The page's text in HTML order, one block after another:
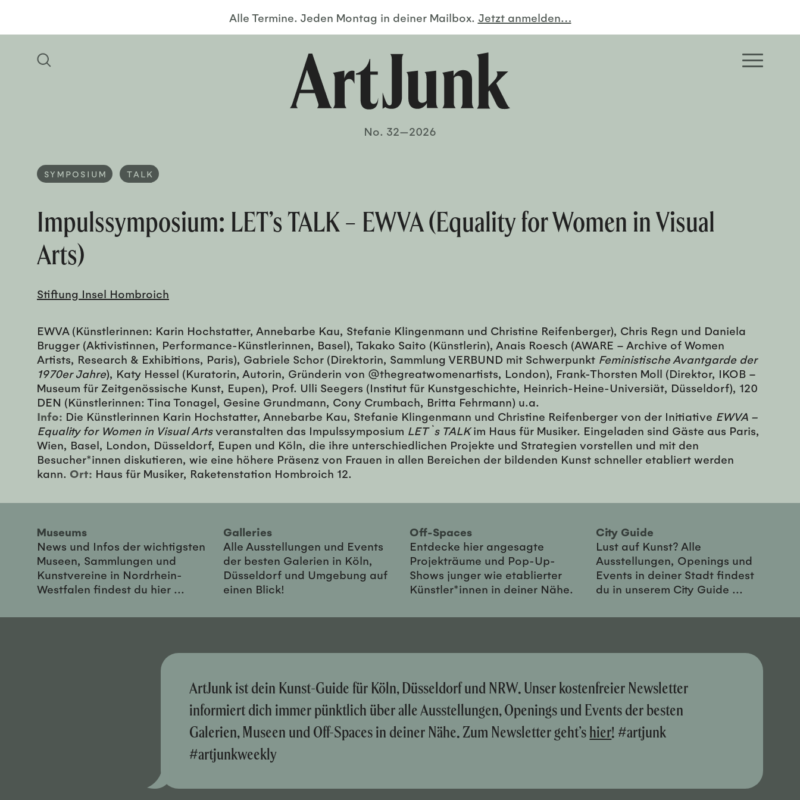
Alle Termine. Jeden Montag in deiner Mailbox. Jetzt anmelden…
No. 32—2026
SYMPOSIUM TALK
Impulssymposium: LET’s TALK – EWVA (Equality for Women in Visual
Arts)
Stiftung Insel Hombroich
EWVA (Künstlerinnen: Karin Hochstatter, Annebarbe Kau, Stefanie Klingenmann und Christine Reifenberger), Chris Regn und Daniela
Brugger (Aktivistinnen, Performance-Künstlerinnen, Basel), Takako Saito (Künstlerin), Anais Roesch (AWARE – Archive of Women
Artists, Research & Exhibitions, Paris), Gabriele Schor (Direktorin, Sammlung VERBUND mit Schwerpunkt Feministische Avantgarde der
1970er Jahre), Katy Hessel (Kuratorin, Autorin, Gründerin von @thegreatwomenartists, London), Frank-Thorsten Moll (Direktor, IKOB –
Museum für Zeitgenössische Kunst, Eupen), Prof. Ulli Seegers (Institut für Kunstgeschichte, Heinrich-Heine-Universiät, Düsseldorf), 120
DEN (Künstlerinnen: Tina Tonagel, Gesine Grundmann, Cony Crumbach, Britta Fehrmann) u.a.
Info: Die Künstlerinnen Karin Hochstatter, Annebarbe Kau, Stefanie Klingenmann und Christine Reifenberger von der Initiative EWVA –
Equality for Women in Visual Artsveranstalten das Impulssymposium LET`s TALKim Haus für Musiker. Eingeladen sind Gäste aus Paris,
Wien, Basel, London, Düsseldorf, Eupen und Köln, die ihre unterschiedlichen Projekte und Strategien vorstellen und mit den
Besucher*innen diskutieren, wie eine höhere Präsenz von Frauen in allen Bereichen der bildenden Kunst schneller etabliert werden
kann. Ort: Haus für Musiker, Raketenstation Hombroich 12.
Museums
News und Infos der wichtigsten
Museen, Sammlungen und
Kunstvereine in Nordrhein-
Westfalen findest du hier ...
Galleries
Alle Ausstellungen und Events
der besten Galerien in Köln,
Düsseldorf und Umgebung auf
einen Blick!
Off-Spaces
Entdecke hier angesagte
Projekträume und Pop-Up-
Shows junger wie etablierter
Künstler*innen in deiner Nähe.
City Guide
Lust auf Kunst? Alle
Ausstellungen, Openings und
Events in deiner Stadt findest
du in unserem City Guide ...
ArtJunk ist dein Kunst-Guide für Köln, Düsseldorf und NRW. Unser kostenfreier Newsletter
informiert dich immer pünktlich über alle Ausstellungen, Openings und Events der besten
Galerien, Museen und Off-Spaces in deiner Nähe. Zum Newsletter geht’shier! #artjunk
#artjunkweekly